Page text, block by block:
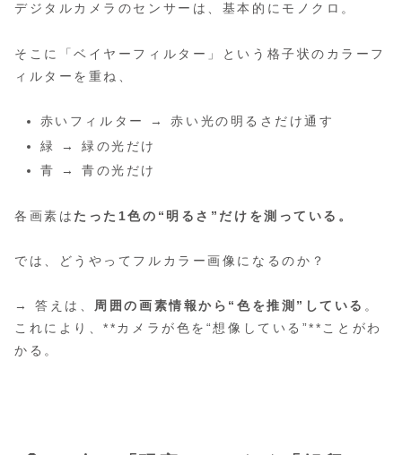
デジタルカメラのセンサーは、基本的にモノクロ。
そこに「ベイヤーフィルター」という格子状のカラーフ
ィルターを重ね、
赤いフィルター → 赤い光の明るさだけ通す
緑 → 緑の光だけ
青 → 青の光だけ
各画素は たった1色の“明るさ”だけを測っている。
では、どうやってフルカラー画像になるのか？
→ 答えは、 周囲の画素情報から“色を推測”している 。
これにより、**カメラが色を“想像している”**ことがわ
かる。